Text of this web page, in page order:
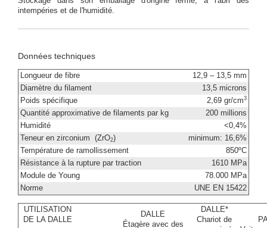
intempéries et de l'humidité.
Données techniques
Longueur de fibre
12,9 – 13,5 mm
Diamètre du filament
13,5 microns
Poids spécifique
2,69 gr/cm3
Quantité approximative de filaments par kg
200 millions
Humidité
<0,4%
Teneur en zirconium (ZrO2)
minimum: 16,6%
Température de ramollissement
850ºC
Résistance à la rupture par traction
1610 MPa
Module de Young
78.000 MPa
Norme
UNE EN 15422
UTILISATION
DE LA DALLE
DALLE
Étagère avec des
DALLE*
Chariot de